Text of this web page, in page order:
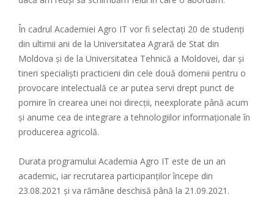
În cadrul Academiei Agro IT vor fi selectați 20 de studenți
din ultimii ani de la Universitatea Agrară de Stat din
Moldova și de la Universitatea Tehnică a Moldovei, dar și
tineri specialiști practicieni din cele două domenii pentru o
provocare intelectuală ce ar putea servi drept punct de
pornire în crearea unei noi direcții, neexplorate până acum
și anume cea de integrare a tehnologiilor informaționale în
producerea agricolă.
Durata programului Academia Agro IT este de un an
academic, iar recrutarea participanților începe din
23.08.2021 și va rămâne deschisă până la 21.09.2021.